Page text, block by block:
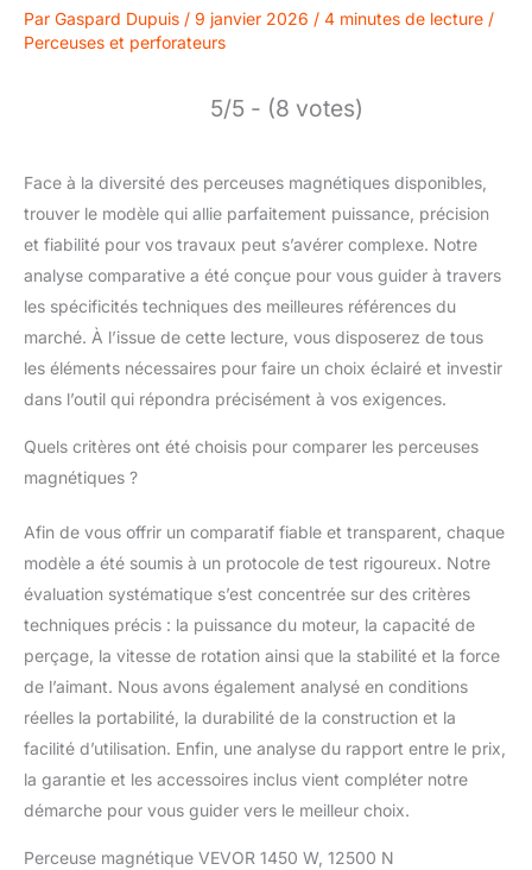
Par Gaspard Dupuis / 9 janvier 2026 / 4 minutes de lecture /
Perceuses et perforateurs
5/5 - (8 votes)
Face à la diversité des perceuses magnétiques disponibles,
trouver le modèle qui allie parfaitement puissance, précision
et fiabilité pour vos travaux peut s’avérer complexe. Notre
analyse comparative a été conçue pour vous guider à travers
les spécificités techniques des meilleures références du
marché. À l’issue de cette lecture, vous disposerez de tous
les éléments nécessaires pour faire un choix éclairé et investir
dans l’outil qui répondra précisément à vos exigences.
Quels critères ont été choisis pour comparer les perceuses
magnétiques ?
Afin de vous offrir un comparatif fiable et transparent, chaque
modèle a été soumis à un protocole de test rigoureux. Notre
évaluation systématique s’est concentrée sur des critères
techniques précis : la puissance du moteur, la capacité de
perçage, la vitesse de rotation ainsi que la stabilité et la force
de l’aimant. Nous avons également analysé en conditions
réelles la portabilité, la durabilité de la construction et la
facilité d’utilisation. Enfin, une analyse du rapport entre le prix,
la garantie et les accessoires inclus vient compléter notre
démarche pour vous guider vers le meilleur choix.
Perceuse magnétique VEVOR 1450 W, 12500 N